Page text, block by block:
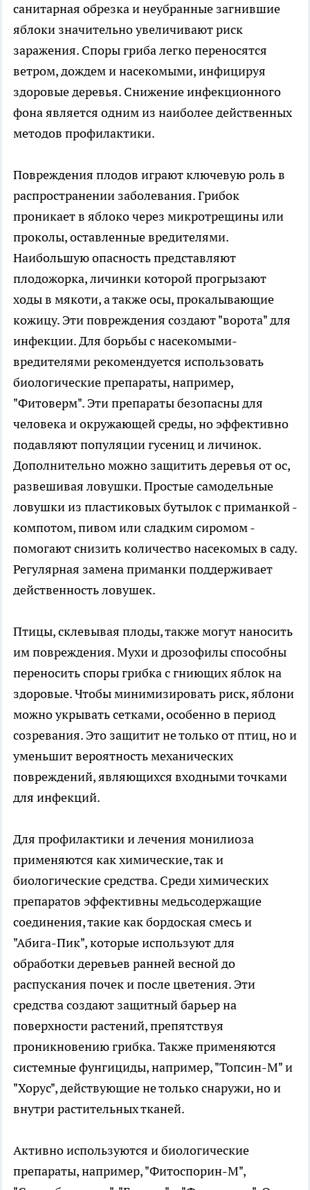
санитарная обрезка и неубранные загнившие
яблоки значительно увеличивают риск
заражения. Споры гриба легко переносятся
ветром, дождем и насекомыми, инфицируя
здоровые деревья. Снижение инфекционного
фона является одним из наиболее действенных
методов профилактики.
Повреждения плодов играют ключевую роль в
распространении заболевания. Грибок
проникает в яблоко через микротрещины или
проколы, оставленные вредителями.
Наибольшую опасность представляют
плодожорка, личинки которой прогрызают
ходы в мякоти, а также осы, прокалывающие
кожицу. Эти повреждения создают "ворота" для
инфекции. Для борьбы с насекомыми-
вредителями рекомендуется использовать
биологические препараты, например,
"Фитоверм". Эти препараты безопасны для
человека и окружающей среды, но эффективно
подавляют популяции гусениц и личинок.
Дополнительно можно защитить деревья от ос,
развешивая ловушки. Простые самодельные
ловушки из пластиковых бутылок с приманкой -
компотом, пивом или сладким сиромом -
помогают снизить количество насекомых в саду.
Регулярная замена приманки поддерживает
действенность ловушек.
Птицы, склевывая плоды, также могут наносить
им повреждения. Мухи и дрозофилы способны
переносить споры грибка с гниющих яблок на
здоровые. Чтобы минимизировать риск, яблони
можно укрывать сетками, особенно в период
созревания. Это защитит не только от птиц, но и
уменьшит вероятность механических
повреждений, являющихся входными точками
для инфекций.
Для профилактики и лечения монилиоза
применяются как химические, так и
биологические средства. Среди химических
препаратов эффективны медьсодержащие
соединения, такие как бордоская смесь и
"Абига-Пик", которые используют для
обработки деревьев ранней весной до
распускания почек и после цветения. Эти
средства создают защитный барьер на
поверхности растений, препятствуя
проникновению грибка. Также применяются
системные фунгициды, например, "Топсин-М" и
"Хорус", действующие не только снаружи, но и
внутри растительных тканей.
Активно используются и биологические
препараты, например, "Фитоспорин-М",